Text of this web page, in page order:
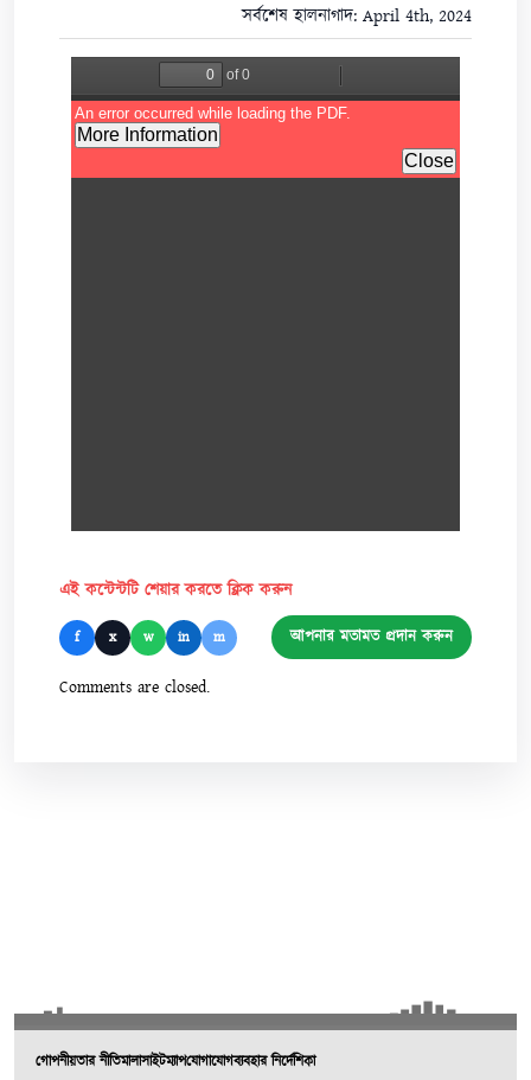
সর্বশেষ হালনাগাদ: April 4th, 2024
এই কন্টেন্টটি শেয়ার করতে ক্লিক করুন
f x w in m আপনার মতামত প্রদান করুন
Comments are closed.
গোপনীয়তার নীতিমালাসাইটম্যাপযোগাযোগব্যবহার নির্দেশিকা